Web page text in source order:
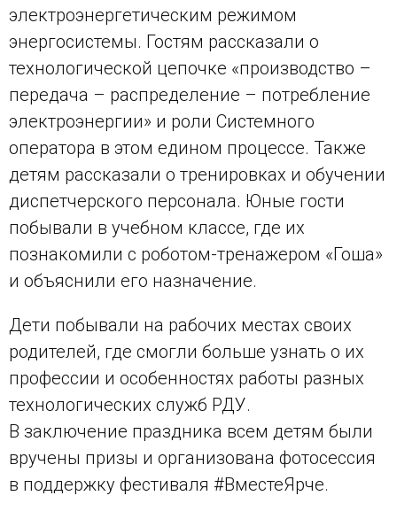
электроэнергетическим режимом
энергосистемы. Гостям рассказали о
технологической цепочке «производство –
передача – распределение – потребление
электроэнергии» и роли Системного
оператора в этом едином процессе. Также
детям рассказали о тренировках и обучении
диспетчерского персонала. Юные гости
побывали в учебном классе, где их
познакомили с роботом-тренажером «Гоша»
и объяснили его назначение.
Дети побывали на рабочих местах своих
родителей, где смогли больше узнать о их
профессии и особенностях работы разных
технологических служб РДУ.
В заключение праздника всем детям были
вручены призы и организована фотосессия
в поддержку фестиваля #ВместеЯрче.